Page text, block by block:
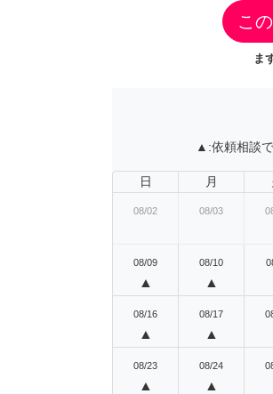
こ
ま
▲:依頼相談
日 月
08/02 08/03
08/09
▲
08/10
▲
08/16
▲
08/17
▲
08/23
▲
08/24
▲